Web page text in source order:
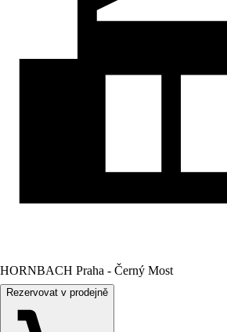
HORNBACH Praha - Černý Most
Rezervovat v prodejně